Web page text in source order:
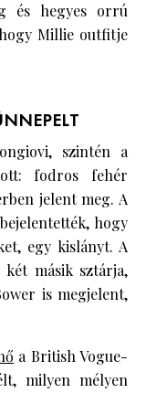
és hegyes orrú
Millie outfitje
szintén a
fodros fehér
jelent meg. A
hogy
egy kislányt. A
másik sztárja,
is megjelent,
a British Vogue-
milyen mélyen